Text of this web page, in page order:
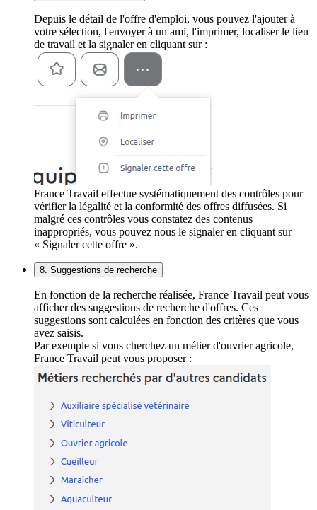
Depuis le détail de l'offre d'emploi, vous pouvez l'ajouter à
votre sélection, l'envoyer à un ami, l'imprimer, localiser le lieu
de travail et la signaler en cliquant sur :
France Travail effectue systématiquement des contrôles pour
vérifier la légalité et la conformité des offres diffusées. Si
malgré ces contrôles vous constatez des contenus
inappropriés, vous pouvez nous le signaler en cliquant sur
« Signaler cette offre ».
8. Suggestions de recherche
En fonction de la recherche réalisée, France Travail peut vous
afficher des suggestions de recherche d'offres. Ces
suggestions sont calculées en fonction des critères que vous
avez saisis.
Par exemple si vous cherchez un métier d'ouvrier agricole,
France Travail peut vous proposer :